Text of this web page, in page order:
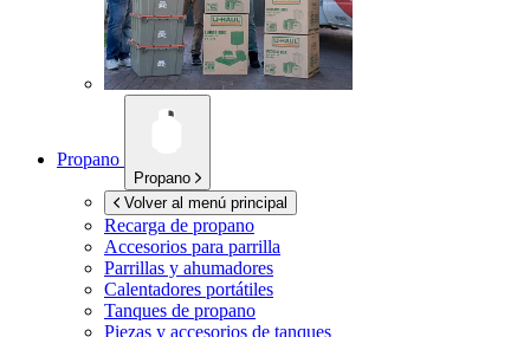
Propano
Propano
Volver al menú principal
Recarga de propano
Accesorios para parrilla
Parrillas y ahumadores
Calentadores portátiles
Tanques de propano
Piezas y accesorios de tanques